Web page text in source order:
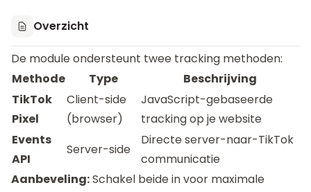
Overzicht
De module ondersteunt twee tracking methoden:
Methode
Type
Beschrijving
TikTok
Pixel
Client-side
(browser)
JavaScript-gebaseerde
tracking op je website
Events
API
Server-side
Directe server-naar-TikTok
communicatie
Aanbeveling:Schakel beide in voor maximale